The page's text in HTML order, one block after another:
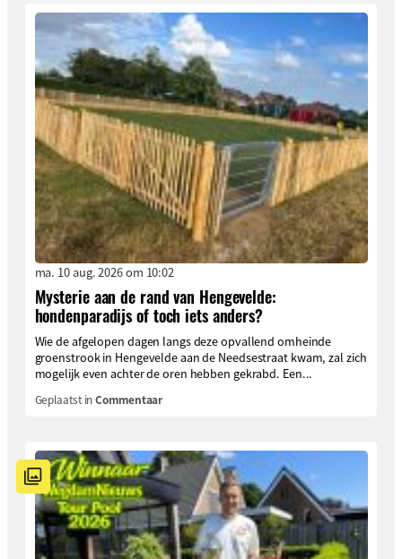
ma. 10 aug. 2026 om 10:02
Mysterie aan de rand van Hengevelde:
hondenparadijs of toch iets anders?
Wie de afgelopen dagen langs deze opvallend omheinde
groenstrook in Hengevelde aan de Needsestraat kwam, zal zich
mogelijk even achter de oren hebben gekrabd. Een...
Geplaatst inCommentaar